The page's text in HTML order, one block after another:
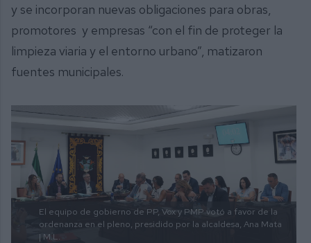
y se incorporan nuevas obligaciones para obras,
promotores y empresas “con el fin de proteger la
limpieza viaria y el entorno urbano”, matizaron
fuentes municipales.
El equipo de gobierno de PP, Vox y PMP votó a favor de la
ordenanza en el pleno, presidido por la alcaldesa, Ana Mata
| M.L.